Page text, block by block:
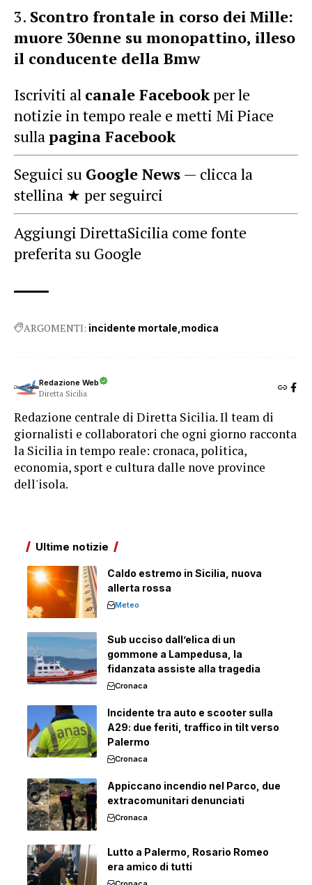
Scontro frontale in corso dei Mille:
muore 30enne su monopattino, illeso
il conducente della Bmw
Iscriviti al canale Facebookper le
notizie in tempo reale e metti Mi Piace
sullapagina Facebook
Seguici su Google News — clicca la
stellina ★ per seguirci
Aggiungi DirettaSicilia come fonte
preferita su Google
ARGOMENTI: incidente mortale modica
Redazione Web
Diretta Sicilia
Redazione centrale di Diretta Sicilia. Il team di
giornalisti e collaboratori che ogni giorno racconta
la Sicilia in tempo reale: cronaca, politica,
economia, sport e cultura dalle nove province
dell'isola.
Ultime notizie
Caldo estremo in Sicilia, nuova
allerta rossa
Meteo
Sub ucciso dall’elica di un
gommone a Lampedusa, la
fidanzata assiste alla tragedia
Cronaca
Incidente tra auto e scooter sulla
A29: due feriti, traffico in tilt verso
Palermo
Cronaca
Appiccano incendio nel Parco, due
extracomunitari denunciati
Cronaca
Lutto a Palermo, Rosario Romeo
era amico di tutti